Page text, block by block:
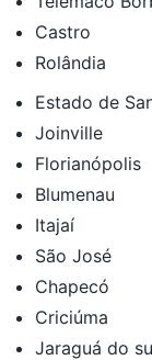
Castro
Rolândia
Estado de
Joinville
Florianópolis
Blumenau
Itajaí
São José
Chapecó
Criciúma
Jaraguá do